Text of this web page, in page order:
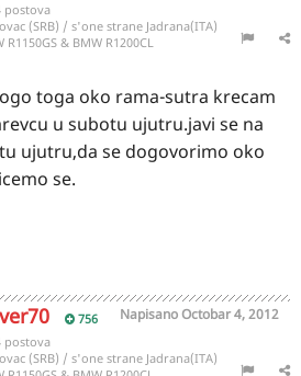
postova
(SRB) / s'one strane Jadrana(ITA)
R1150GS & BMW R1200CL
toga oko rama-sutra krecam
u subotu ujutru.javi se na
ujutru,da se dogovorimo oko
se.
756 NapisanoOctobar 4, 2012
postova
(SRB) / s'one strane Jadrana(ITA)